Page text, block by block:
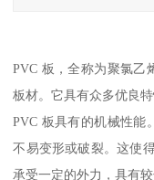
PVC 板，全称为聚氯乙
板材。它具有众多优良
PVC 板具有的机械性能
不易变形或破裂。这使
承受一定的外力，具有较